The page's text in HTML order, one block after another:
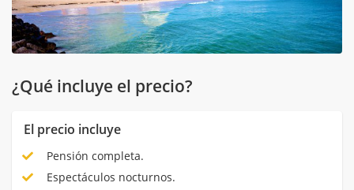
¿Qué incluye el precio?
El precio incluye
Pensión completa.
Espectáculos nocturnos.